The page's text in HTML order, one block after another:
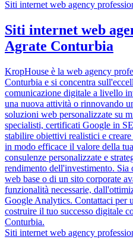
Siti internet web agency
Siti internet web
Agrate Conturbia
KropHouse è la web agency
Conturbia e si concentra
comunicazione digitale a livello
una nuova attività o rinnovando
soluzioni web personalizzate su
specialisti, certificati Google in
stabilire obiettivi realistici e
in modo efficace il valore della
consulenze personalizzate e
rendimento dell'investimento. Sia
web base o di un sito corporate
funzionalità necessarie,
Google Analytics. Contattaci per
costruire il tuo successo digitale
Conturbia.
Siti internet web agency